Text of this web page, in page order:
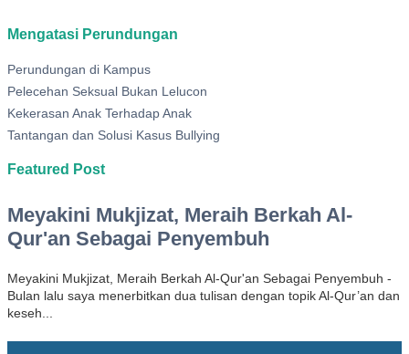
Mengatasi Perundungan
Perundungan di Kampus
Pelecehan Seksual Bukan Lelucon
Kekerasan Anak Terhadap Anak
Tantangan dan Solusi Kasus Bullying
Featured Post
Meyakini Mukjizat, Meraih Berkah Al-
Qur'an Sebagai Penyembuh
Meyakini Mukjizat, Meraih Berkah Al-Qur'an Sebagai Penyembuh -
Bulan lalu saya menerbitkan dua tulisan dengan topik Al-Qur’an dan
keseh...